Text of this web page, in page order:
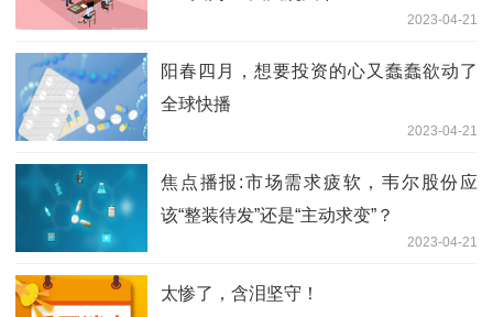
2023-04-21
阳春四月，想要投资的心又蠢蠢欲动了
全球快播
2023-04-21
焦点播报:市场需求疲软，韦尔股份应
该“整装待发”还是“主动求变”？
2023-04-21
太惨了，含泪坚守！